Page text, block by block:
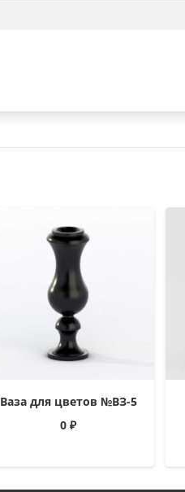
Ваза для цветов №ВЗ-5
0₽